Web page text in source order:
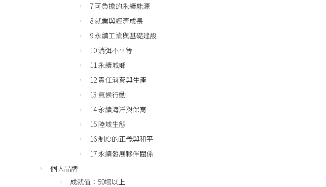
7 可負擔的永續能源
8 就業與經濟成長
9 永續工業與基礎建設
10 消弭不平等
11 永續城鄉
12 責任消費與生產
13 氣候行動
14 永續海洋與保育
15 陸域生態
16 制度的正義與和平
17 永續發展夥伴關係
個人品牌
成就值：50場以上